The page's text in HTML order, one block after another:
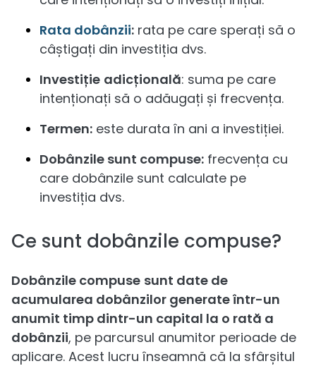
Rata dobânzii: rata pe care sperați să o
câștigați din investiția dvs.
Investiție adicțională: suma pe care
intenționați să o adăugați și frecvența.
Termen: este durata în ani a investiției.
Dobânzile sunt compuse: frecvența cu
care dobânzile sunt calculate pe
investiția dvs.
Ce sunt dobânzile compuse?
Dobânzile compuse sunt date de
acumularea dobânzilor generate într-un
anumit timp dintr-un capital la o rată a
dobânzii, pe parcursul anumitor perioade de
aplicare. Acest lucru înseamnă că la sfârșitul